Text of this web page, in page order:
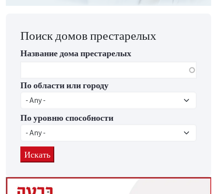
Поиск домов престарелых
Название дома престарелых
По области или городу
По уровню способности